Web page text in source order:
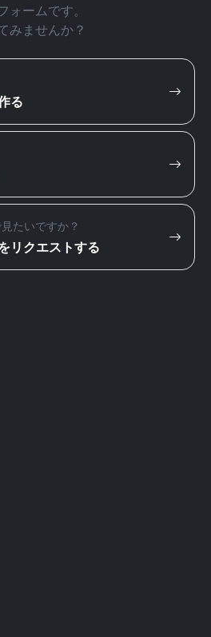
ォームです。
みませんか？
る
たいですか？
リクエストする